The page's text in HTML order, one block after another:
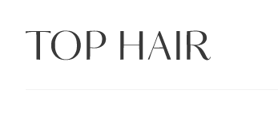
Inhalt
springen